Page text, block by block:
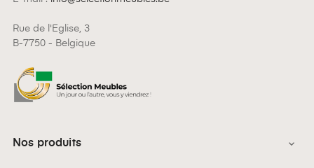
Rue de l'Eglise, 3
B-7750 - Belgique
Nos produits 